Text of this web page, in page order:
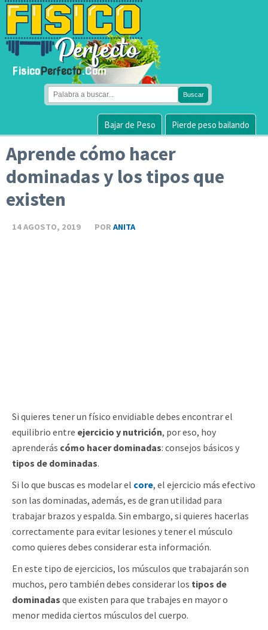
FisicoPerfecto.Com
Bajar de Peso Pierde peso bailando
Aprende cómo hacer
dominadas y los tipos que
existen
14 AGOSTO, 2019 POR ANITA
Si quieres tener un físico envidiable debes encontrar el
equilibrio entre ejercicio y nutrición, por eso, hoy
aprenderás cómo hacer dominadas: consejos básicos y
tipos de dominadas.
Si lo que buscas es modelar el core, el ejercicio más efectivo
son las dominadas, además, es de gran utilidad para
trabajar brazos y espalda. Sin embargo, si quieres hacerlas
correctamente para evitar lesiones y tener el músculo
como quieres debes considerar esta información.
En este tipo de ejercicios, los músculos que trabajarán son
muchos, pero también debes considerar los tipos de
dominadas que existen para que trabajes en mayor o
menor medida ciertos músculos del cuerpo.